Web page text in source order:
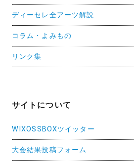
ディーセレ全アーツ解説
コラム・よみもの
リンク集
サイトについて
WIXOSSBOXツイッター
大会結果投稿フォーム